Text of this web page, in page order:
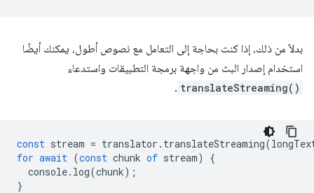
بدلاً من ذلك، إذا كنت بحاجة إلى التعامل مع نصوص أطول، يمكنك أيضًا
استخدام إصدار البث من واجهة برمجة التطبيقات واستدعاء
translateStreaming()
.
const stream = translator . translateStreaming(
for await (const chunk of stream)
{
console. log(chunk);
}